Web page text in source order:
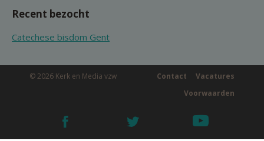
Recent bezocht
Catechese bisdom Gent
© 2026 Kerk en Media vzw Vacatures
Contact
Voorwaarden